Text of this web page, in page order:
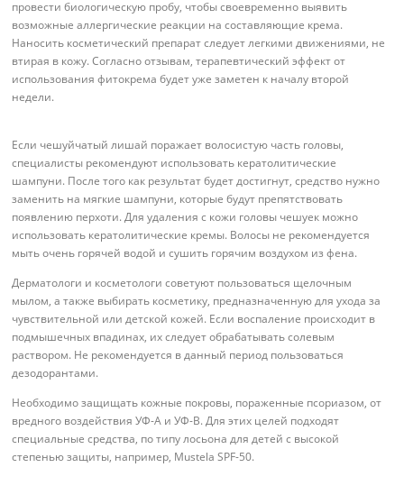
провести биологическую пробу, чтобы своевременно выявить
возможные аллергические реакции на составляющие крема.
Наносить косметический препарат следует легкими движениями, не
втирая в кожу. Согласно отзывам, терапевтический эффект от
использования фитокрема будет уже заметен к началу второй
недели.
Если чешуйчатый лишай поражает волосистую часть головы,
специалисты рекомендуют использовать кератолитические
шампуни. После того как результат будет достигнут, средство нужно
заменить на мягкие шампуни, которые будут препятствовать
появлению перхоти. Для удаления с кожи головы чешуек можно
использовать кератолитические кремы. Волосы не рекомендуется
мыть очень горячей водой и сушить горячим воздухом из фена.
Дерматологи и косметологи советуют пользоваться щелочным
мылом, а также выбирать косметику, предназначенную для ухода за
чувствительной или детской кожей. Если воспаление происходит в
подмышечных впадинах, их следует обрабатывать солевым
раствором. Не рекомендуется в данный период пользоваться
дезодорантами.
Необходимо защищать кожные покровы, пораженные псориазом, от
вредного воздействия УФ-А и УФ-В. Для этих целей подходят
специальные средства, по типу лосьона для детей с высокой
степенью защиты, например, Mustela SPF-50.